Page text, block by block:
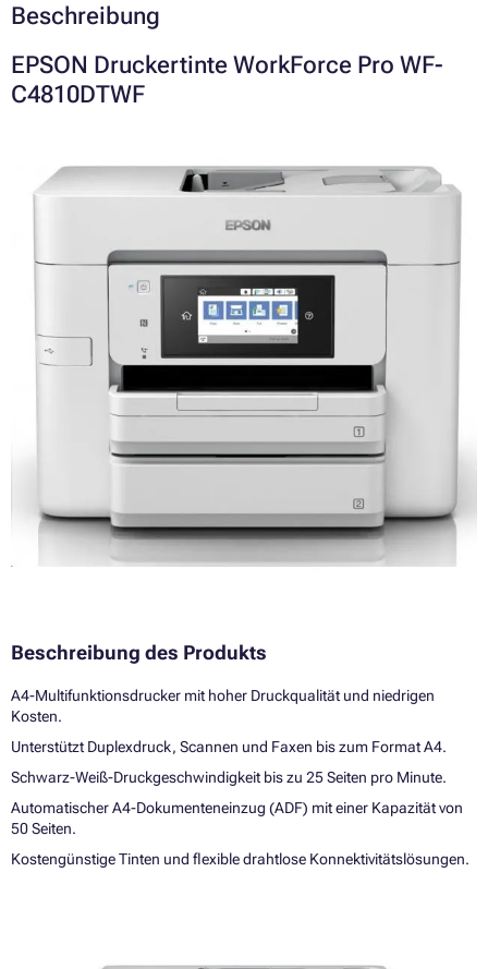
Beschreibung
EPSON Druckertinte WorkForce Pro WF-
C4810DTWF
Beschreibung des Produkts
A4-Multifunktionsdrucker mit hoher Druckqualität und niedrigen
Kosten.
Unterstützt Duplexdruck, Scannen und Faxen bis zum Format A4.
Schwarz-Weiß-Druckgeschwindigkeit bis zu 25 Seiten pro Minute.
Automatischer A4-Dokumenteneinzug (ADF) mit einer Kapazität von
50 Seiten.
Kostengünstige Tinten und flexible drahtlose Konnektivitätslösungen.